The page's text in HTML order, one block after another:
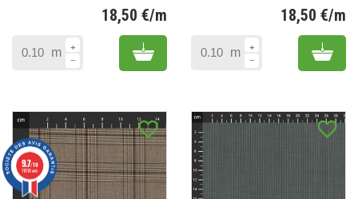
18,50 €/m
m Add to cart
18,50 €/m
m Add
favorite_border favorite_border
9.7/10
11818 avis